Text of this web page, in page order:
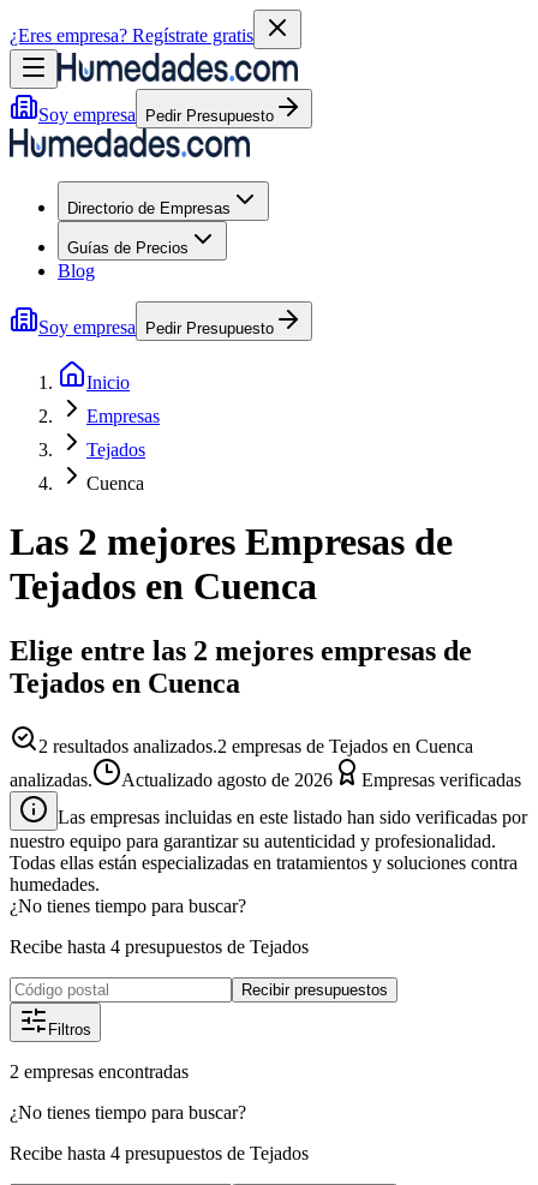
¿Eres empresa? Regístrate gratis
Soy empresa Pedir Presupuesto
Directorio de Empresas
Guías de Precios
Blog
Soy empresa Pedir Presupuesto
Inicio
Empresas
Tejados
Cuenca
Las 2 mejores Empresas de
Tejados en Cuenca
Elige entre las 2 mejores empresas de
Tejados en Cuenca
2 resultados analizados.2 empresas de Tejados en Cuenca
analizadas.
Actualizado agosto de 2026
Empresas verificadas
Las empresas incluidas en este listado han sido verificadas por
nuestro equipo para garantizar su autenticidad y profesionalidad.
Todas ellas están especializadas en tratamientos y soluciones contra
humedades.
¿No tienes tiempo para buscar?
Recibe hasta 4 presupuestos de Tejados
Recibir presupuestos
Filtros
2 empresas encontradas
¿No tienes tiempo para buscar?
Recibe hasta 4 presupuestos de Tejados